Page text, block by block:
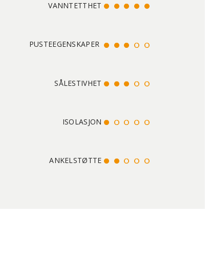
VANNTETTHET
PUSTEEGENSKAPER
SÅLESTIVHET
ISOLASJON
ANKELSTØTTE